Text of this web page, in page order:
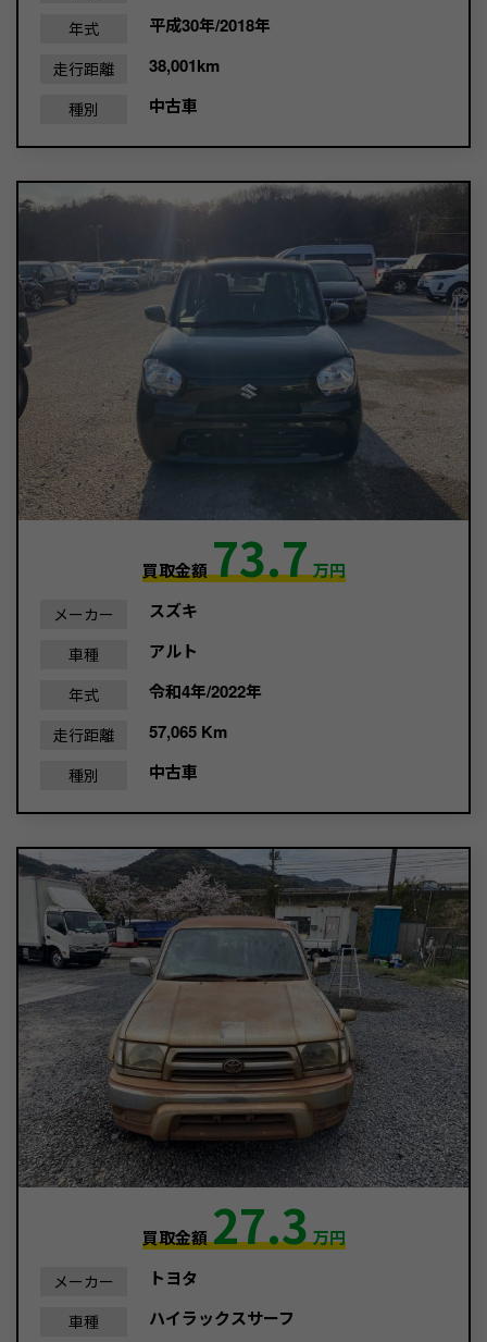
年式 平成30年/2018年
走行距離 38,001km
種別 中古車
買取金額73.7万円
メーカー スズキ
車種 アルト
年式 令和4年/2022年
走行距離 57,065 Km
種別 中古車
買取金額27.3万円
メーカー トヨタ
車種 ハイラックスサーフ